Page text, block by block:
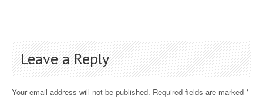
Leave a Reply
Your email address will not be published. Required fields are marked *